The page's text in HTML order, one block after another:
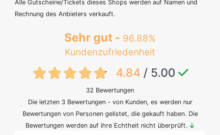
Alle Gutscheine/Tickets dieses Shops werden auf Namen und
Rechnung des Anbieters verkauft.
Sehr gut - 96.88%
Kundenzufriedenheit
{txt:feedback-rating}
4.84 / 5.00
32 Bewertungen
Die letzten 3 Bewertungen - von Kunden, es werden nur
Bewertungen von Personen gelistet, die gekauft haben. Die
Bewertungen werden auf ihre Echtheit nicht überprüft.